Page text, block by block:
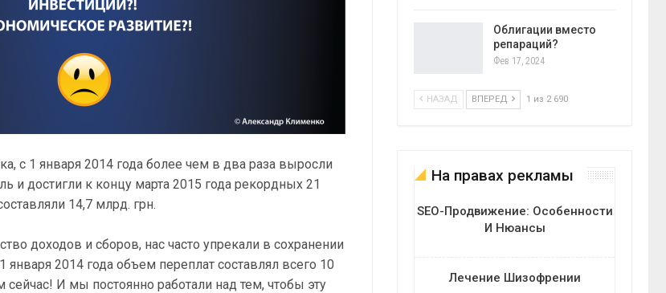
с 1 января 2014 года более чем в два раза выросли
и достигли к концу марта 2015 года рекордных 21
14,7 млрд. грн.
доходов и сборов, нас часто упрекали в сохранении
января 2014 года объем переплат составлял всего 10
И мы постоянно работали над тем, чтобы эту
Облигации вместо
репараций?
Фев 17, 2024
НАЗАД ВПЕРЕД 1 из 2 690
На правах рекламы
SEO-Продвижение: Особенности
И Нюансы
Лечение Шизофрении